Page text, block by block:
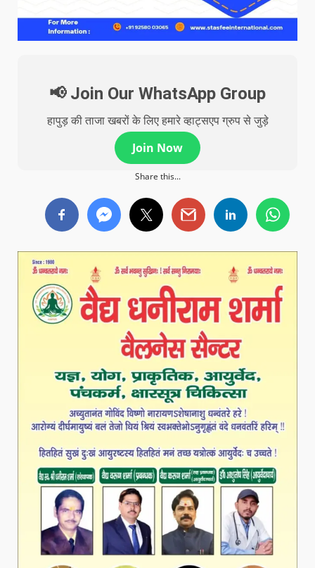
📢 Join Our WhatsApp Group
हापुड़ की ताजा खबरों के लिए हमारे व्हाट्सएप ग्रुप से जुड़े
Join Now
Share this...